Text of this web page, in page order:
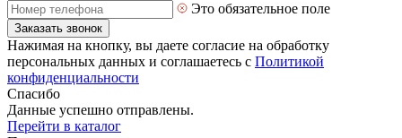
Это обязательное поле
Заказать звонок
Нажимая на кнопку, вы даете согласие на обработку
персональных данных и соглашаетесь с Политикой
конфиденциальности
Спасибо
Данные успешно отправлены.
Перейти в каталог